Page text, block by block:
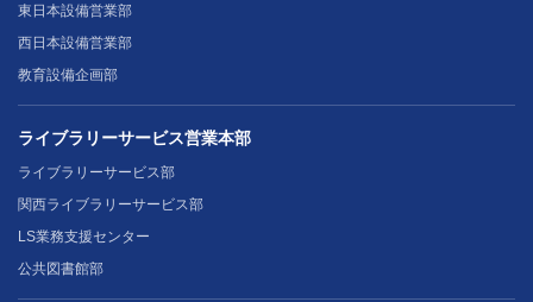
東日本設備営業部
西日本設備営業部
教育設備企画部
ライブラリーサービス営業本部
ライブラリーサービス部
関西ライブラリーサービス部
LS業務支援センター
公共図書館部